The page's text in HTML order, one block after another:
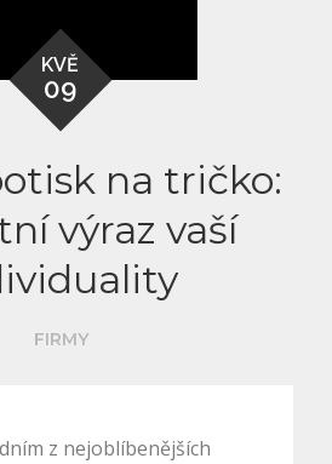
KVĚ
09
na tričko:
výraz vaší
FIRMY
z nejoblíbenějších